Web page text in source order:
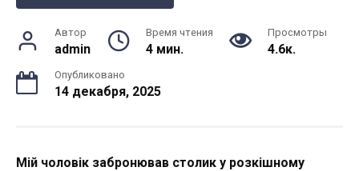
Автор
admin
Время чтения
4 мин.
Просмотры
4.6к.
Опубликовано
14 декабря, 2025
Мій чоловік забронював столик у розкішному